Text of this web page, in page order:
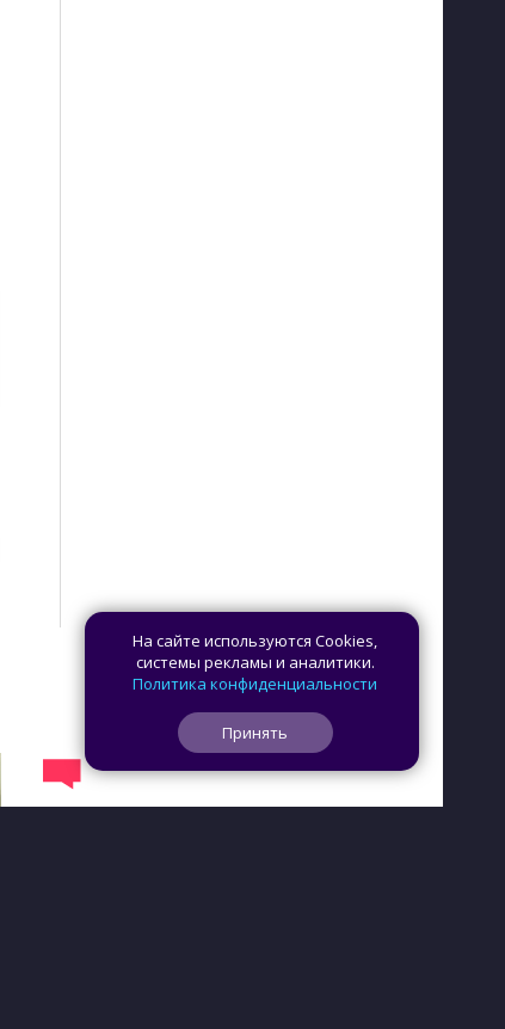
На сайте используются Cookies,
системы рекламы и аналитики.
Политика конфиденциальности
Принять